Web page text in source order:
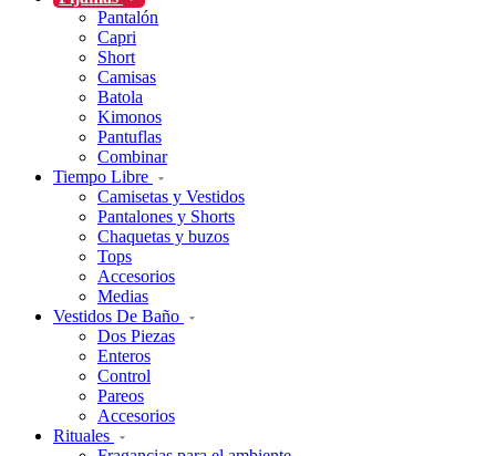
Pantalón
Capri
Short
Camisas
Batola
Kimonos
Pantuflas
Combinar
Tiempo Libre
Camisetas y Vestidos
Pantalones y Shorts
Chaquetas y buzos
Tops
Accesorios
Medias
Vestidos De Baño
Dos Piezas
Enteros
Control
Pareos
Accesorios
Rituales